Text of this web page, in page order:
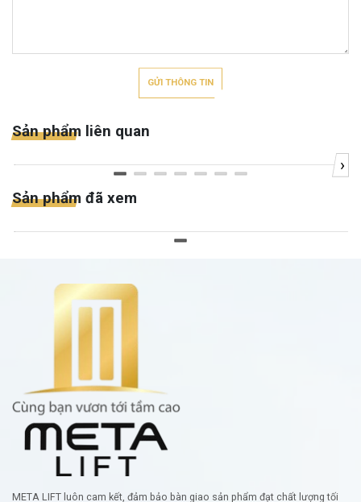
GỬI THÔNG TIN
Sản phẩm liên quan
›
Sản phẩm đã xem
META LIFT luôn cam kết, đảm bảo bàn giao sản phẩm đạt chất lượng tối